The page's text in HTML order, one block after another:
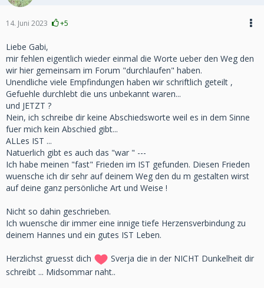
14. Juni 2023 +5
Liebe Gabi,
mir fehlen eigentlich wieder einmal die Worte ueber den Weg den
wir hier gemeinsam im Forum "durchlaufen" haben.
Unendliche viele Empfindungen haben wir schriftlich geteilt ,
Gefuehle durchlebt die uns unbekannt waren...
und JETZT ?
Nein, ich schreibe dir keine Abschiedsworte weil es in dem Sinne
fuer mich kein Abschied gibt...
ALLes IST ...
Natuerlich gibt es auch das "war " ---
Ich habe meinen "fast" Frieden im IST gefunden. Diesen Frieden
wuensche ich dir sehr auf deinem Weg den du m gestalten wirst
auf deine ganz persönliche Art und Weise !
Nicht so dahin geschrieben.
Ich wuensche dir immer eine innige tiefe Herzensverbindung zu
deinem Hannes und ein gutes IST Leben.
Herzlichst gruesst dich
Sverja die in der NICHT Dunkelheit dir
schreibt ... Midsommar naht..